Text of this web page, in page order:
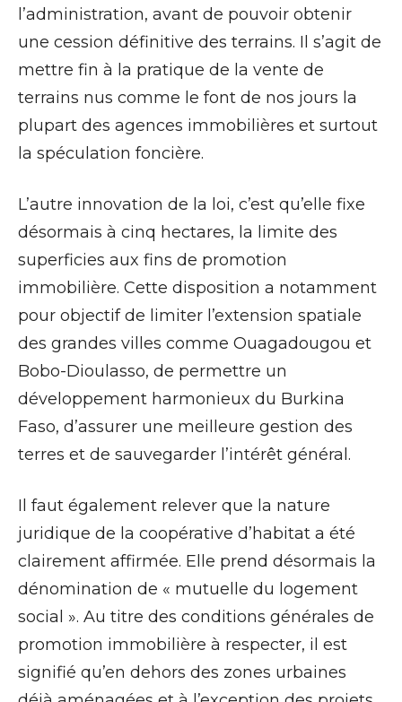
l’administration, avant de pouvoir obtenir
une cession définitive des terrains. Il s’agit de
mettre fin à la pratique de la vente de
terrains nus comme le font de nos jours la
plupart des agences immobilières et surtout
la spéculation foncière.
L’autre innovation de la loi, c’est qu’elle fixe
désormais à cinq hectares, la limite des
superficies aux fins de promotion
immobilière. Cette disposition a notamment
pour objectif de limiter l’extension spatiale
des grandes villes comme Ouagadougou et
Bobo-Dioulasso, de permettre un
développement harmonieux du Burkina
Faso, d’assurer une meilleure gestion des
terres et de sauvegarder l’intérêt général.
Il faut également relever que la nature
juridique de la coopérative d’habitat a été
clairement affirmée. Elle prend désormais la
dénomination de « mutuelle du logement
social ». Au titre des conditions générales de
promotion immobilière à respecter, il est
signifié qu’en dehors des zones urbaines